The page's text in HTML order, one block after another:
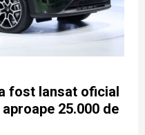
fost lansat oficial
25.000 de